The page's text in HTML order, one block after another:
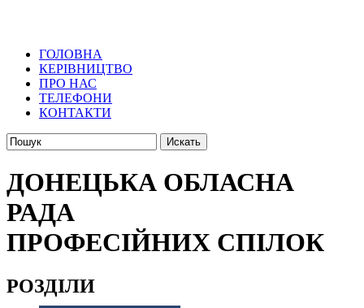
ГОЛОВНА
КЕРІВНИЦТВО
ПРО НАС
ТЕЛЕФОНИ
КОНТАКТИ
ДОНЕЦЬКА ОБЛАСНА
РАДА
ПРОФЕСІЙНИХ СПІЛОК
РОЗДІЛИ